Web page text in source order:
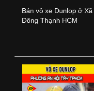
Bán vỏ xe Dunlop ở Xã
Đông Thạnh HCM